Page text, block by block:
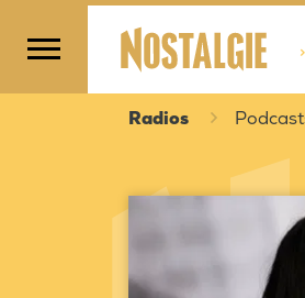
>
Radios